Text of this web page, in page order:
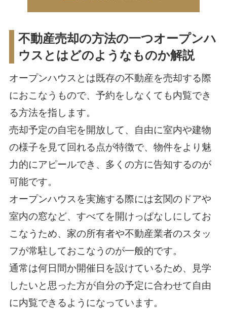
不動産売却の方法の一つオープンハ
ウスとはどのようなものか解説
オープンハウスとは既存の不動産を売却する際
におこなうもので、予約をしなくても内覧でき
る方法を指します。
売却予定の自宅を開放して、自由に室内や建物
の様子を見て回れる点が特徴で、物件をより魅
力的にアピールでき、多くの方に告知するのが
可能です。
オープンハウスを実施する際には玄関のドアや
室内の窓など、すべてを開けっぱなしにしてお
こなうため、家の所有者や不動産業者のスタッ
フが常駐しておこなうのが一般的です。
通常は何日間か開催日を設けているため、見学
したいと思った方が自分の予定に合わせて自由
に内覧できるようになっています。